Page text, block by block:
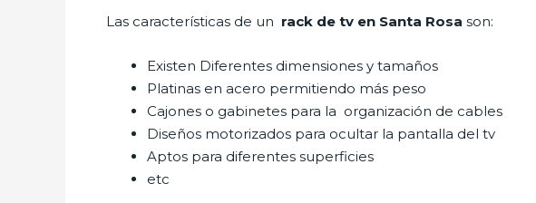
Las características de un rack de tv en Santa Rosa son:
Existen Diferentes dimensiones y tamaños
Platinas en acero permitiendo más peso
Cajones o gabinetes para la organización de cables
Diseños motorizados para ocultar la pantalla del tv
Aptos para diferentes superficies
etc